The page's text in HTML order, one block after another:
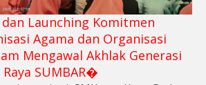
Launching Komitmen
Agama dan Organisasi
Mengawal Akhlak Generasi
SUMBAR�